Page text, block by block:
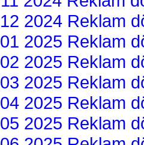
12 2024 Reklam
01 2025 Reklam
02 2025 Reklam
03 2025 Reklam
04 2025 Reklam
05 2025 Reklam